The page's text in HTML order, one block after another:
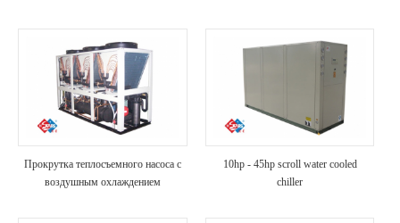
Прокрутка теплосъемного насоса с
воздушным охлаждением
10hp - 45hp scroll water cooled
chiller